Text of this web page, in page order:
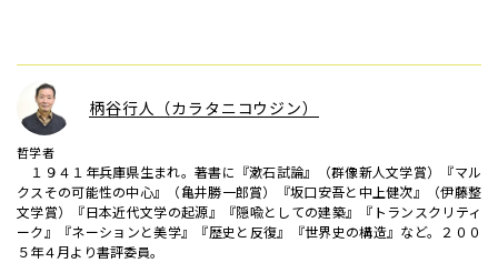
柄谷行人（カラタニコウジン）
哲学者
１９４１年兵庫県生まれ。著書に『漱石試論』（群像新人文学賞）『マル
クスその可能性の中心』（亀井勝一郎賞）『坂口安吾と中上健次』（伊藤整
文学賞）『日本近代文学の起源』『隠喩としての建築』『トランスクリティ
ーク』『ネーションと美学』『歴史と反復』『世界史の構造』など。２００
５年４月より書評委員。